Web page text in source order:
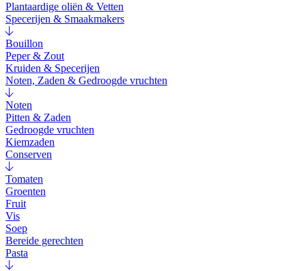
Plantaardige oliën & Vetten
Specerijen & Smaakmakers
Bouillon
Peper & Zout
Kruiden & Specerijen
Noten, Zaden & Gedroogde vruchten
Noten
Pitten & Zaden
Gedroogde vruchten
Kiemzaden
Conserven
Tomaten
Groenten
Fruit
Vis
Soep
Bereide gerechten
Pasta